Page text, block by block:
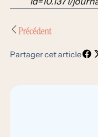
Précédent
Partager cet article